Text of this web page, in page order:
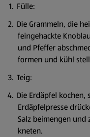
Fülle:
Die Grammeln, die
feingehackte
und Pfeffer
formen und kühl
Teig:
Die Erdäpfel
Erdäpfelpresse
Salz beimengen und
kneten.